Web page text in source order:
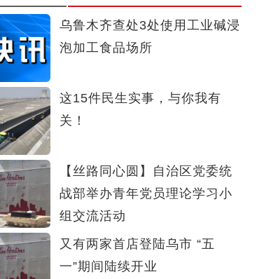
乌鲁木齐查处3处使用工业碱浸
泡加工食品场所
这15件民生实事，与你我有
关！
【丝路同心圆】自治区党委统
战部举办青年党员理论学习小
组交流活动
又有两家首店登陆乌市 “五
一”期间陆续开业
外国舞者话新疆——俄罗斯萨拉托夫州曙光歌